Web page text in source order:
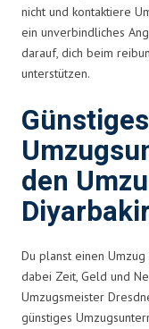
nicht und kontaktiere
ein unverbindliches
darauf, dich beim
unterstützen.
Günstiges
den
Diyarbakir
Du planst einen
dabei Zeit, Geld und
Umzugsmeister
günstiges